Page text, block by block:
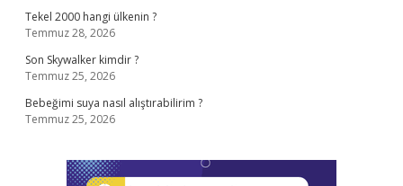
Tekel 2000 hangi ülkenin ?
Temmuz 28, 2026
Son Skywalker kimdir ?
Temmuz 25, 2026
Bebeğimi suya nasıl alıştırabilirim ?
Temmuz 25, 2026